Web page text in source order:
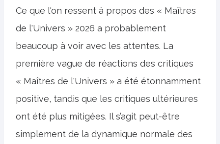
Ce que l'on ressent à propos des « Maîtres
de l'Univers » 2026 a probablement
beaucoup à voir avec les attentes. La
première vague de réactions des critiques
« Maîtres de l'Univers » a été étonnamment
positive, tandis que les critiques ultérieures
ont été plus mitigées. Il s’agit peut-être
simplement de la dynamique normale des